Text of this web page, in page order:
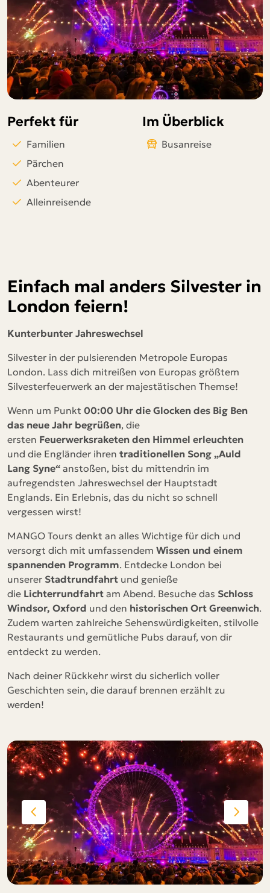
Perfekt für
Familien
Pärchen
Abenteurer
Alleinreisende
Im Überblick
Busanreise
Einfach mal anders Silvester in
London feiern!
Kunterbunter Jahreswechsel
Silvester in der pulsierenden Metropole Europas
London. Lass dich mitreißen von Europas größtem
Silvesterfeuerwerk an der majestätischen Themse!
Wenn um Punkt 00:00 Uhr die Glocken des Big Ben
das neue Jahr begrüßen, die
ersten Feuerwerksraketen den Himmel erleuchten
und die Engländer ihren traditionellen Song „Auld
Lang Syne“ anstoßen, bist du mittendrin im
aufregendsten Jahreswechsel der Hauptstadt
Englands. Ein Erlebnis, das du nicht so schnell
vergessen wirst!
MANGO Tours denkt an alles Wichtige für dich und
versorgt dich mit umfassendem Wissen und einem
spannenden Programm. Entdecke London bei
unserer Stadtrundfahrt und genieße
die Lichterrundfahrt am Abend. Besuche das Schloss
Windsor, Oxford und den historischen Ort Greenwich.
Zudem warten zahlreiche Sehenswürdigkeiten, stilvolle
Restaurants und gemütliche Pubs darauf, von dir
entdeckt zu werden.
Nach deiner Rückkehr wirst du sicherlich voller
Geschichten sein, die darauf brennen erzählt zu
werden!
Telegram
per E-Mail senden
Link kopieren